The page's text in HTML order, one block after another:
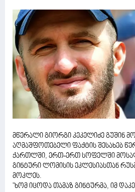
მწერალი გიორგი კეკელიძე გუშინ
აღმაშფოთებელი ფაქტის შესახებ
ქართლში, ერთ-ერთ სოფელში
გინტური ლომისის ეკლესიასთან
მოკლეს.
"ხომ იცოდა თამაზ გინტურმა, იმ